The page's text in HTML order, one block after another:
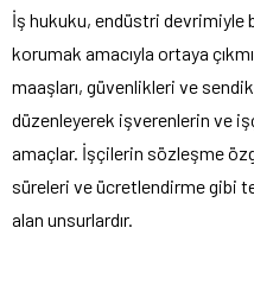
İş hukuku, endüstri devrimiyle
korumak amacıyla ortaya
maaşları, güvenlikleri ve
düzenleyerek işverenlerin ve
amaçlar. İşçilerin sözleşme
süreleri ve ücretlendirme gibi
alan unsurlardır.